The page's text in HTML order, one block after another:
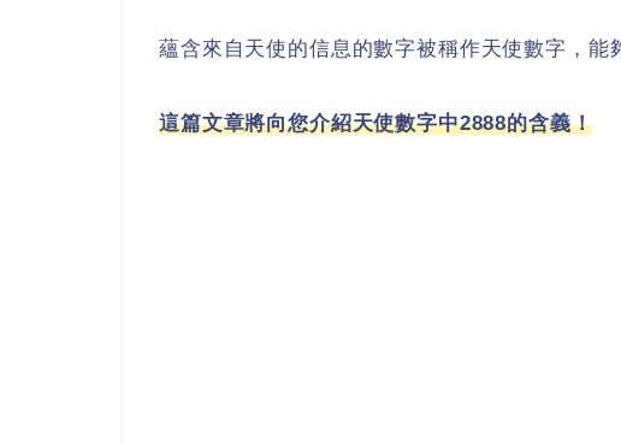
蘊含來自天使的信息的數字被稱作天使數字，能
這篇文章將向您介紹天使數字中2888的含義！